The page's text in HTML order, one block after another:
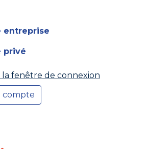
entreprise
privé
la fenêtre de connexion
compte